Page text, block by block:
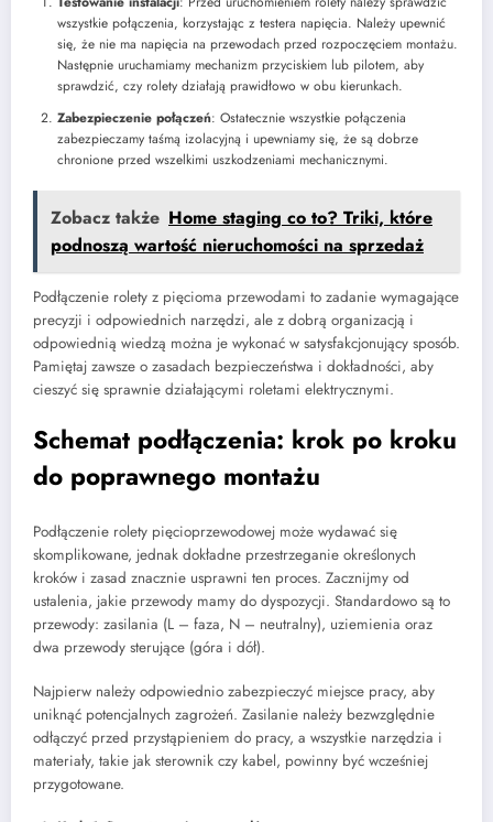
wszystkie połączenia, korzystając z testera napięcia. Należy upewnić
się, że nie ma napięcia na przewodach przed rozpoczęciem montażu.
Następnie uruchamiamy mechanizm przyciskiem lub pilotem, aby
sprawdzić, czy rolety działają prawidłowo w obu kierunkach.
Zabezpieczenie połączeń: Ostatecznie wszystkie połączenia
zabezpieczamy taśmą izolacyjną i upewniamy się, że są dobrze
chronione przed wszelkimi uszkodzeniami mechanicznymi.
Zobacz także Home staging co to? Triki, które
podnoszą wartość nieruchomości na sprzedaż
Podłączenie rolety z pięcioma przewodami to zadanie wymagające
precyzji i odpowiednich narzędzi, ale z dobrą organizacją i
odpowiednią wiedzą można je wykonać w satysfakcjonujący sposób.
Pamiętaj zawsze o zasadach bezpieczeństwa i dokładności, aby
cieszyć się sprawnie działającymi roletami elektrycznymi.
Schemat podłączenia: krok po kroku
do poprawnego montażu
Podłączenie rolety pięcioprzewodowej może wydawać się
skomplikowane, jednak dokładne przestrzeganie określonych
kroków i zasad znacznie usprawni ten proces. Zacznijmy od
ustalenia, jakie przewody mamy do dyspozycji. Standardowo są to
przewody: zasilania (L – faza, N – neutralny), uziemienia oraz
dwa przewody sterujące (góra i dół).
Najpierw należy odpowiednio zabezpieczyć miejsce pracy, aby
uniknąć potencjalnych zagrożeń. Zasilanie należy bezwzględnie
odłączyć przed przystąpieniem do pracy, a wszystkie narzędzia i
materiały, takie jak sterownik czy kabel, powinny być wcześniej
przygotowane.